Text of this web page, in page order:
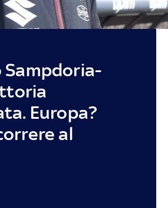
Sampdoria-
Europa?
al